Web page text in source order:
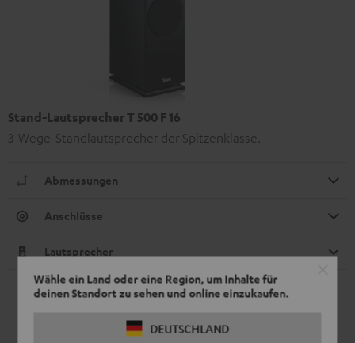
Wähle ein Land oder eine Region, um Inhalte für
deinen Standort zu sehen und online einzukaufen.
DEUTSCHLAND
Stand-Lautsprecher T 500 F 16
3-Wege-Standlautsprecher der Spitzenklasse.
Abmessungen
Anschlüsse
Lautsprecher